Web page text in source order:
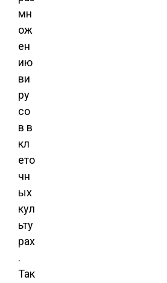
мн
ож
ен
ию
ви
ру
со
в в
кл
ето
чн
ых
кул
ьту
рах
.
Так